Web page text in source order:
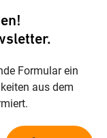
Formular ein
aus dem